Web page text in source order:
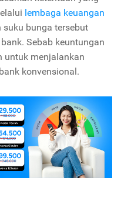
lembaga keuangan
bunga tersebut
Sebab keuntungan
untuk menjalankan
konvensional.